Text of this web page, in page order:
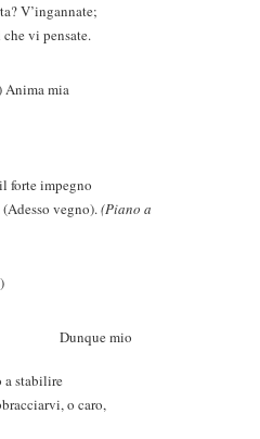
V’ingannate;
vi pensate.
Anima mia
forte impegno
vegno).(Piano a
mio
a stabilire
o caro,